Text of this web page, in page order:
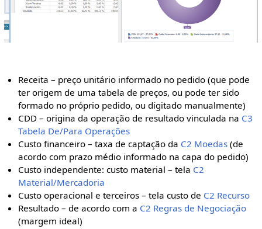
Receita – preço unitário informado no pedido (que pode
ter origem de uma tabela de preços, ou pode ter sido
formado no próprio pedido, ou digitado manualmente)
CDD – origina da operação de resultado vinculada na C3
Tabela De/Para Operações
Custo financeiro – taxa de captação da C2 Moedas (de
acordo com prazo médio informado na capa do pedido)
Custo independente: custo material – tela C2
Material/Mercadoria
Custo operacional e terceiros – tela custo de C2 Recurso
Resultado – de acordo com a C2 Regras de Negociação
(margem ideal)